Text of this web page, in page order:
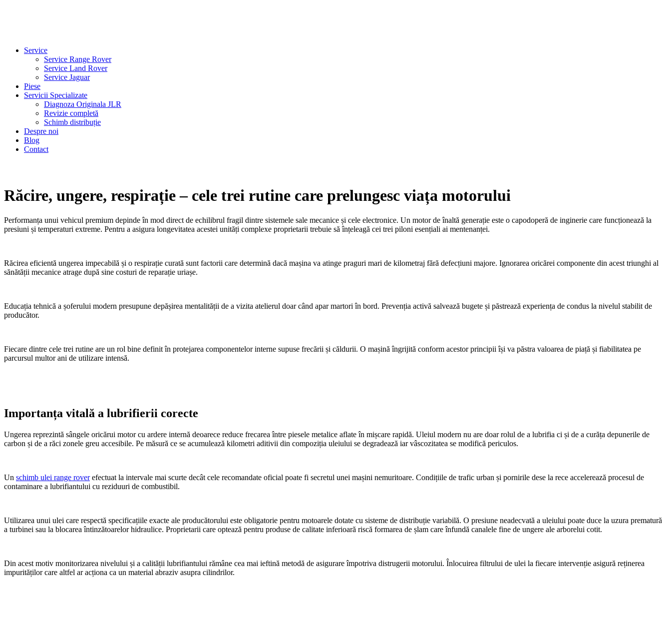
Service
Service Range Rover
Service Land Rover
Service Jaguar
Piese
Servicii Specializate
Diagnoza Originala JLR
Revizie completă
Schimb distribuție
Despre noi
Blog
Contact
Răcire, ungere, respirație – cele trei rutine care prelungesc viața motorului
Performanța unui vehicul premium depinde în mod direct de echilibrul fragil dintre sistemele sale mecanice și cele electronice. Un motor de înaltă generație este o capodoperă de inginerie care funcționează la
presiuni și temperaturi extreme. Pentru a asigura longevitatea acestei unități complexe proprietarii trebuie să înțeleagă cei trei piloni esențiali ai mentenanței.
Răcirea eficientă ungerea impecabilă și o respirație curată sunt factorii care determină dacă mașina va atinge praguri mari de kilometraj fără defecțiuni majore. Ignorarea oricărei componente din acest triunghi al
sănătății mecanice atrage după sine costuri de reparație uriașe.
Educația tehnică a șoferului modern presupune depășirea mentalității de a vizita atelierul doar când apar martori în bord. Prevenția activă salvează bugete și păstrează experiența de condus la nivelul stabilit de
producător.
Fiecare dintre cele trei rutine are un rol bine definit în protejarea componentelor interne supuse frecării și căldurii. O mașină îngrijită conform acestor principii își va păstra valoarea de piață și fiabilitatea pe
parcursul multor ani de utilizare intensă.
Importanța vitală a lubrifierii corecte
Ungerea reprezintă sângele oricărui motor cu ardere internă deoarece reduce frecarea între piesele metalice aflate în mișcare rapidă. Uleiul modern nu are doar rolul de a lubrifia ci și de a curăța depunerile de
carbon și de a răci zonele greu accesibile. Pe măsură ce se acumulează kilometri aditivii din compoziția uleiului se degradează iar vâscozitatea se modifică periculos.
Un schimb ulei range roverefectuat la intervale mai scurte decât cele recomandate oficial poate fi secretul unei mașini nemuritoare. Condițiile de trafic urban și pornirile dese la rece accelerează procesul de
contaminare a lubrifiantului cu reziduuri de combustibil.
Utilizarea unui ulei care respectă specificațiile exacte ale producătorului este obligatorie pentru motoarele dotate cu sisteme de distribuție variabilă. O presiune neadecvată a uleiului poate duce la uzura prematură
a turbinei sau la blocarea întinzătoarelor hidraulice. Proprietarii care optează pentru produse de calitate inferioară riscă formarea de șlam care înfundă canalele fine de ungere ale arborelui cotit.
Din acest motiv monitorizarea nivelului și a calității lubrifiantului rămâne cea mai ieftină metodă de asigurare împotriva distrugerii motorului. Înlocuirea filtrului de ulei la fiecare intervenție asigură reținerea
impurităților care altfel ar acționa ca un material abraziv asupra cilindrilor.